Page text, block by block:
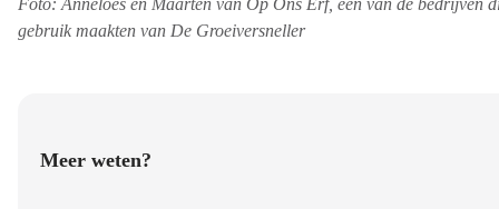
Foto: Anneloes en Maarten van Op Ons Erf, een van de bedrijven
gebruik maakten van De Groeiversneller
Meer weten?